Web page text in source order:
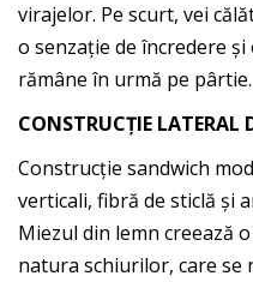
virajelor. Pe scurt, vei
o senzație de încredere
rămâne în urmă pe pârtie.
CONSTRUCȚIE LATERAL
Construcție sandwich
verticali, fibră de sticlă și
Miezul din lemn creează
natura schiurilor, care